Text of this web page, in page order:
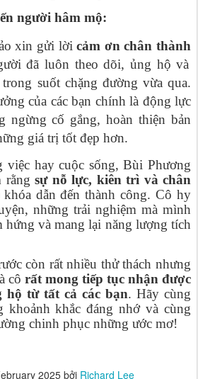
người hâm mộ:
xin gửi lờicảm ơn chân thành
đã luôn theo dõi, ủng hộ và
suốt chặng đường vừa qua.
của các bạn chính là động lực
ngừng cố gắng, hoàn thiện bản
giá trị tốt đẹp hơn.
việc hay cuộc sống, Bùi Phương
rằngsự nỗ lực, kiên trì và chân
dẫn đến thành công. Cô hy
những trải nghiệm mà mình
hứng và mang lại năng lượng tích
còn rất nhiều thử thách nhưng
cô rất mong tiếp tục nhận được
hộ từ tất cả các bạn. Hãy cùng
khoảnh khắc đáng nhớ và cùng
chinh phục những ước mơ!
2025bởi Richard Lee